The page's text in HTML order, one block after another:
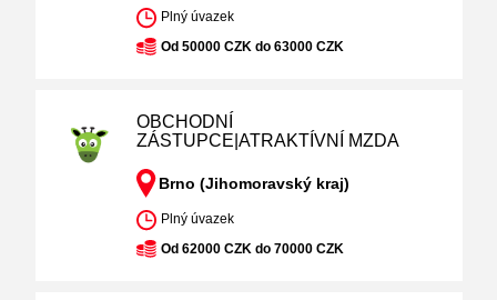
Plný úvazek
Od 50000 CZK do 63000 CZK
OBCHODNÍ
ZÁSTUPCE|ATRAKTÍVNÍ MZDA
Brno (Jihomoravský kraj)
Plný úvazek
Od 62000 CZK do 70000 CZK